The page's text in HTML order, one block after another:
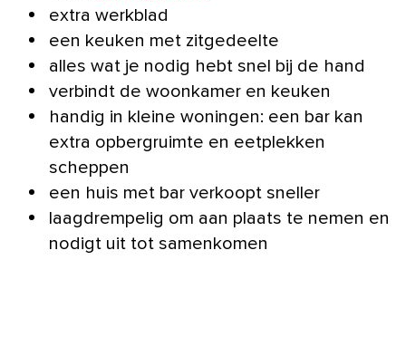
extra werkblad
een keuken met zitgedeelte
alles wat je nodig hebt snel bij de hand
verbindt de woonkamer en keuken
handig in kleine woningen: een bar kan
extra opbergruimte en eetplekken
scheppen
een huis met bar verkoopt sneller
laagdrempelig om aan plaats te nemen en
nodigt uit tot samenkomen